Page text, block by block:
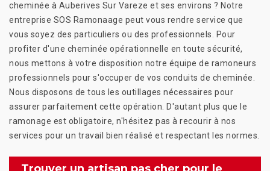
cheminée à Auberives Sur Vareze et ses environs ? Notre
entreprise SOS Ramonaage peut vous rendre service que
vous soyez des particuliers ou des professionnels. Pour
profiter d'une cheminée opérationnelle en toute sécurité,
nous mettons à votre disposition notre équipe de ramoneurs
professionnels pour s'occuper de vos conduits de cheminée.
Nous disposons de tous les outillages nécessaires pour
assurer parfaitement cette opération. D'autant plus que le
ramonage est obligatoire, n'hésitez pas à recourir à nos
services pour un travail bien réalisé et respectant les normes.